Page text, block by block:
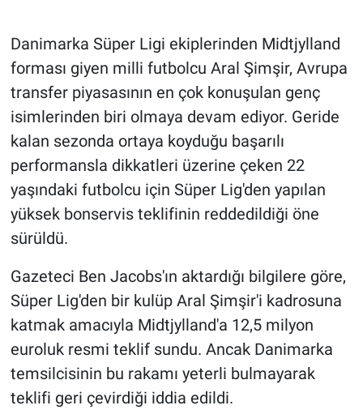
Danimarka Süper Ligi ekiplerinden Midtjylland
forması giyen milli futbolcu Aral Şimşir, Avrupa
transfer piyasasının en çok konuşulan genç
isimlerinden biri olmaya devam ediyor. Geride
kalan sezonda ortaya koyduğu başarılı
performansla dikkatleri üzerine çeken 22
yaşındaki futbolcu için Süper Lig'den yapılan
yüksek bonservis teklifinin reddedildiği öne
sürüldü.
Gazeteci Ben Jacobs'ın aktardığı bilgilere göre,
Süper Lig'den bir kulüp Aral Şimşir'i kadrosuna
katmak amacıyla Midtjylland'a 12,5 milyon
euroluk resmi teklif sundu. Ancak Danimarka
temsilcisinin bu rakamı yeterli bulmayarak
teklifi geri çevirdiği iddia edildi.
HABERDE İNSAN
POLİTİKA
SPOR
MAGAZİN
Bilim, Teknoloji